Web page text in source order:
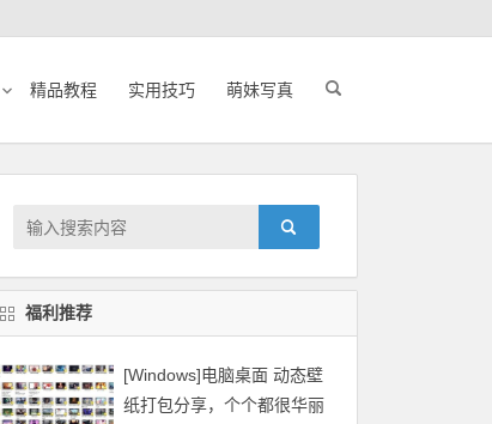
精品教程 实用技巧 萌妹写真
福利推荐
[Windows]电脑桌面 动态壁
纸打包分享，个个都很华丽